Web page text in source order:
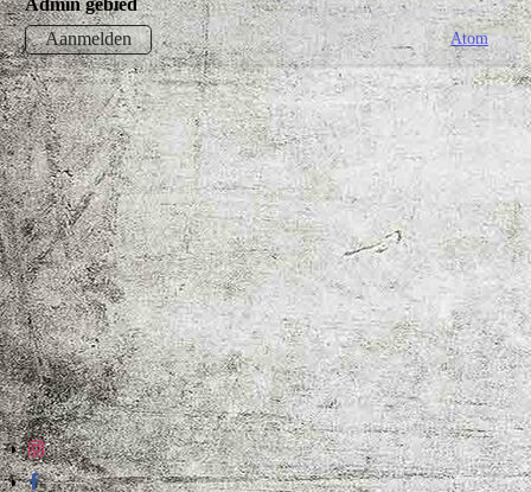
Admin gebied
Aanmelden
Atom